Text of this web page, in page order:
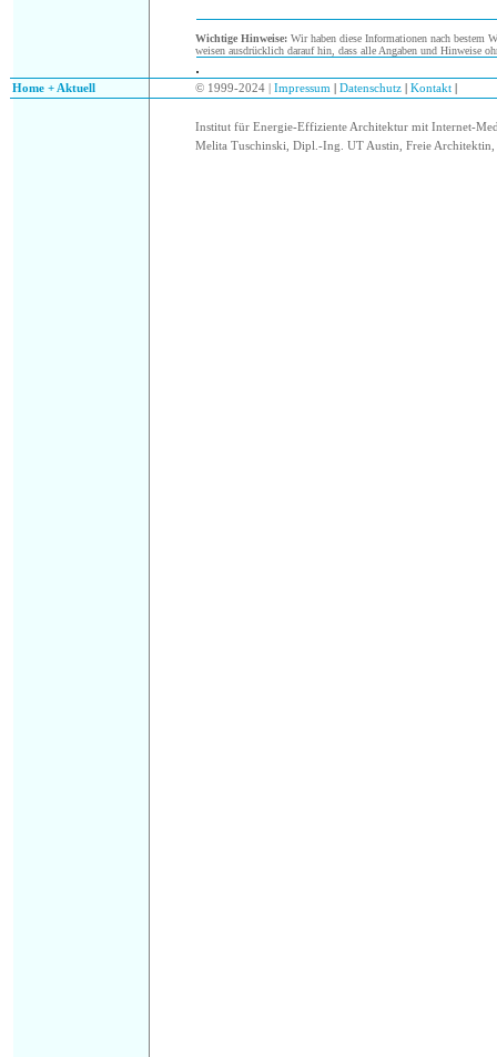
Wichtige Hinweise: Wir haben diese Informationen nach bestem
weisen ausdrücklich darauf hin, dass alle Angaben und Hinweise
.
Home + Aktuell © 1999-2024 | Impressum Datenschutz Kontakt
Institut für Energie-Effiziente Architektur mit Internet-
Melita Tuschinski, Dipl.-Ing. UT Austin, Freie Architektin,